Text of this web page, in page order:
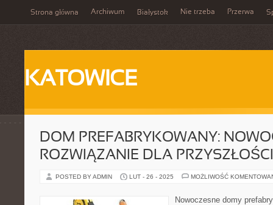
Strona główna Archiwum Białystok Nie trzeba Przerwa
KATOWICE
DOM PREFABRYKOWANY:
ROZWIĄZANIE DLA PRZYSZŁOŚCI
POSTED BY ADMIN LUT - 26 - 2025 MOŻLIWOŚĆ
Nowoczesne domy